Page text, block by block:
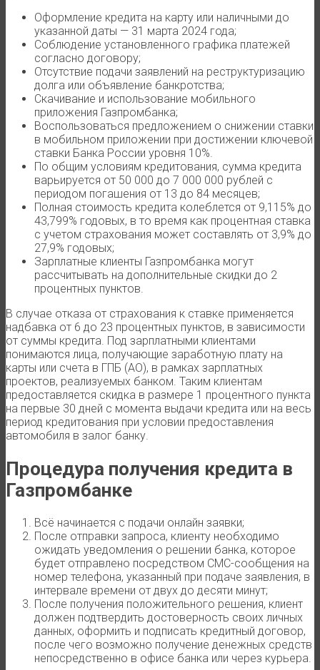
Оформление кредита на карту или наличными до
указанной даты — 31 марта 2024 года;
Соблюдение установленного графика платежей
согласно договору;
Отсутствие подачи заявлений на реструктуризацию
долга или объявление банкротства;
Скачивание и использование мобильного
приложения Газпромбанка;
Воспользоваться предложением о снижении ставки
в мобильном приложении при достижении ключевой
ставки Банка России уровня 10%.
По общим условиям кредитования, сумма кредита
варьируется от 50 000 до 7 000 000 рублей с
периодом погашения от 13 до 84 месяцев;
Полная стоимость кредита колеблется от 9,115% до
43,799% годовых, в то время как процентная ставка
с учетом страхования может составлять от 3,9% до
27,9% годовых;
Зарплатные клиенты Газпромбанка могут
рассчитывать на дополнительные скидки до 2
процентных пунктов.
В случае отказа от страхования к ставке применяется
надбавка от 6 до 23 процентных пунктов, в зависимости
от суммы кредита. Под зарплатными клиентами
понимаются лица, получающие заработную плату на
карты или счета в ГПБ (АО), в рамках зарплатных
проектов, реализуемых банком. Таким клиентам
предоставляется скидка в размере 1 процентного пункта
на первые 30 дней с момента выдачи кредита или на весь
период кредитования при условии предоставления
автомобиля в залог банку.
Процедура получения кредита в
Газпромбанке
Всё начинается с подачи онлайн заявки;
После отправки запроса, клиенту необходимо
ожидать уведомления о решении банка, которое
будет отправлено посредством СМС-сообщения на
номер телефона, указанный при подаче заявления, в
интервале времени от двух до десяти минут;
После получения положительного решения, клиент
должен подтвердить достоверность своих личных
данных, оформить и подписать кредитный договор,
после чего возможно получение денежных средств
непосредственно в офисе банка или через курьера.